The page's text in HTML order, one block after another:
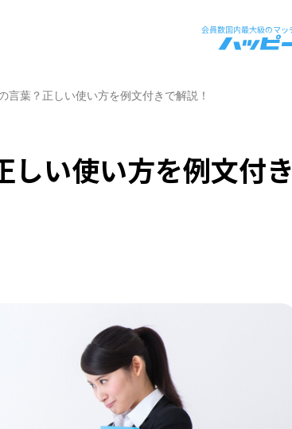
言葉？正しい使い方を例文付きで解説！
しい使い方を例文付き